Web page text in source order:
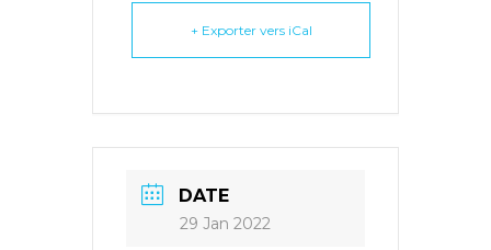
+ Exporter vers iCal
DATE
29 Jan 2022